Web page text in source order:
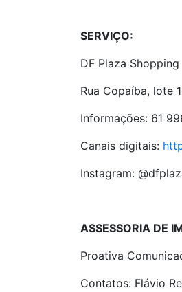
SERVIÇO:
DF Plaza Shopping
Rua Copaíba, lote
Informações: 61
Canais digitais:
Instagram:
ASSESSORIA DE
Proativa
Contatos: Flávio